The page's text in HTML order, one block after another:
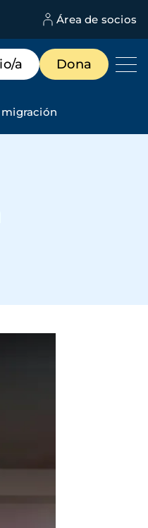
Área de socios
a Dona
migración